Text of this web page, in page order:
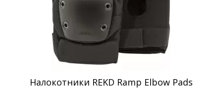
Налокотники REKD Ramp Elbow Pads